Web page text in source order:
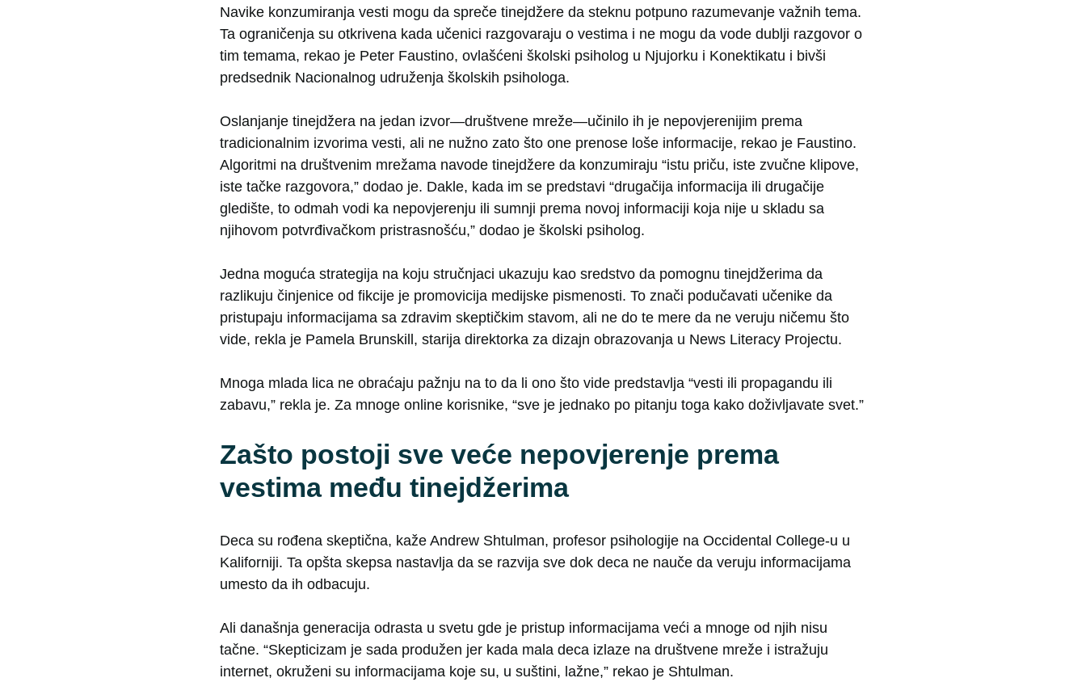
Navike konzumiranja vesti mogu da spreče tinejdžere da steknu potpuno razumevanje važnih tema.
Ta ograničenja su otkrivena kada učenici razgovaraju o vestima i ne mogu da vode dublji razgovor o
tim temama, rekao je Peter Faustino, ovlašćeni školski psiholog u Njujorku i Konektikatu i bivši
predsednik Nacionalnog udruženja školskih psihologa.
Oslanjanje tinejdžera na jedan izvor—društvene mreže—učinilo ih je nepovjerenijim prema
tradicionalnim izvorima vesti, ali ne nužno zato što one prenose loše informacije, rekao je Faustino.
Algoritmi na društvenim mrežama navode tinejdžere da konzumiraju “istu priču, iste zvučne klipove,
iste tačke razgovora,” dodao je. Dakle, kada im se predstavi “drugačija informacija ili drugačije
gledište, to odmah vodi ka nepovjerenju ili sumnji prema novoj informaciji koja nije u skladu sa
njihovom potvrđivačkom pristrasnošću,” dodao je školski psiholog.
Jedna moguća strategija na koju stručnjaci ukazuju kao sredstvo da pomognu tinejdžerima da
razlikuju činjenice od fikcije je promovicija medijske pismenosti. To znači podučavati učenike da
pristupaju informacijama sa zdravim skeptičkim stavom, ali ne do te mere da ne veruju ničemu što
vide, rekla je Pamela Brunskill, starija direktorka za dizajn obrazovanja u News Literacy Projectu.
Mnoga mlada lica ne obraćaju pažnju na to da li ono što vide predstavlja “vesti ili propagandu ili
zabavu,” rekla je. Za mnoge online korisnike, “sve je jednako po pitanju toga kako doživljavate svet.”
Zašto postoji sve veće nepovjerenje prema
vestima među tinejdžerima
Deca su rođena skeptična, kaže Andrew Shtulman, profesor psihologije na Occidental College-u u
Kaliforniji. Ta opšta skepsa nastavlja da se razvija sve dok deca ne nauče da veruju informacijama
umesto da ih odbacuju.
Ali današnja generacija odrasta u svetu gde je pristup informacijama veći a mnoge od njih nisu
tačne. “Skepticizam je sada produžen jer kada mala deca izlaze na društvene mreže i istražuju
internet, okruženi su informacijama koje su, u suštini, lažne,” rekao je Shtulman.